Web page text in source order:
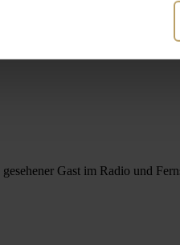
Gast im Radio und